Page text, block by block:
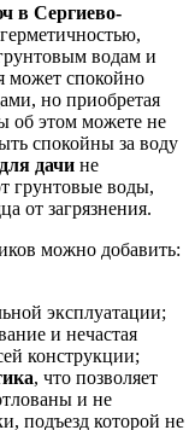
в Сергиево-
водам и
может спокойно
но приобретая
об этом можете не
спокойны за воду
дачи не
грунтовые воды,
от загрязнения.
можно добавить:
эксплуатации;
и нечастая
конструкции;
, что позволяет
и не
подъезд которой не